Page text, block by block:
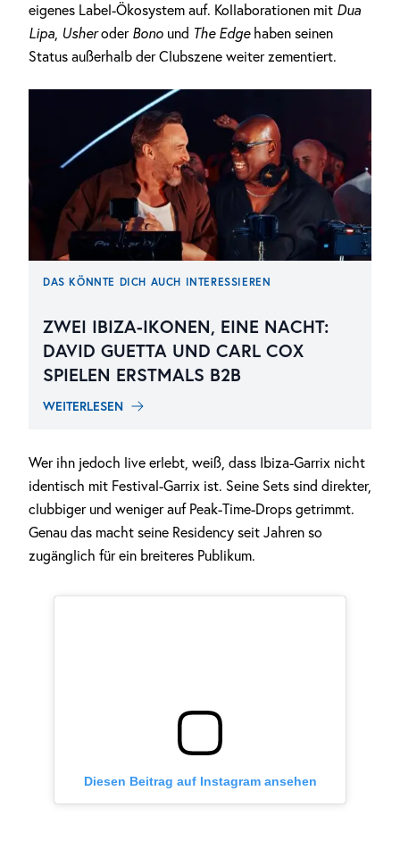
eigenes Label-Ökosystem auf. Kollaborationen mit Dua
Lipa, Usheroder Bono und The Edgehaben seinen
Status außerhalb der Clubszene weiter zementiert.
DAS KÖNNTE DICH AUCH INTERESSIEREN
ZWEI IBIZA-IKONEN, EINE NACHT:
DAVID GUETTA UND CARL COX
SPIELEN ERSTMALS B2B
WEITERLESEN
Wer ihn jedoch live erlebt, weiß, dass Ibiza-Garrix nicht
identisch mit Festival-Garrix ist. Seine Sets sind direkter,
clubbiger und weniger auf Peak-Time-Drops getrimmt.
Genau das macht seine Residency seit Jahren so
zugänglich für ein breiteres Publikum.
Diesen Beitrag auf Instagram ansehen